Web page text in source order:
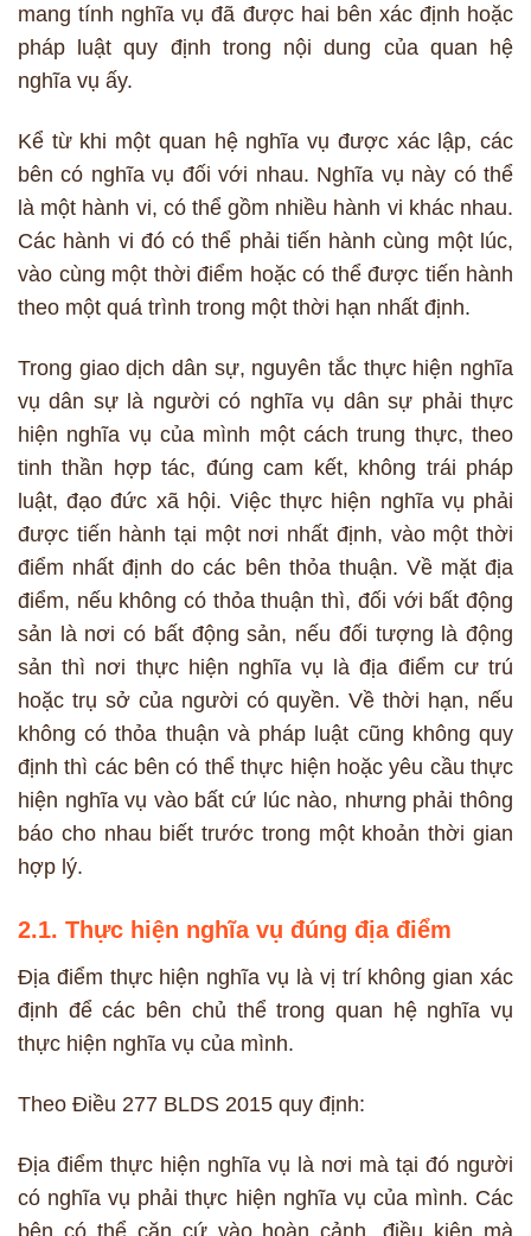
mang tính nghĩa vụ đã được hai bên xác định hoặc
pháp luật quy định trong nội dung của quan hệ
nghĩa vụ ấy.
Kể từ khi một quan hệ nghĩa vụ được xác lập, các
bên có nghĩa vụ đối với nhau. Nghĩa vụ này có thể
là một hành vi, có thể gồm nhiều hành vi khác nhau.
Các hành vi đó có thể phải tiến hành cùng một lúc,
vào cùng một thời điểm hoặc có thể được tiến hành
theo một quá trình trong một thời hạn nhất định.
Trong giao dịch dân sự, nguyên tắc thực hiện nghĩa
vụ dân sự là người có nghĩa vụ dân sự phải thực
hiện nghĩa vụ của mình một cách trung thực, theo
tinh thần hợp tác, đúng cam kết, không trái pháp
luật, đạo đức xã hội. Việc thực hiện nghĩa vụ phải
được tiến hành tại một nơi nhất định, vào một thời
điểm nhất định do các bên thỏa thuận. Về mặt địa
điểm, nếu không có thỏa thuận thì, đối với bất động
sản là nơi có bất động sản, nếu đối tượng là động
sản thì nơi thực hiện nghĩa vụ là địa điểm cư trú
hoặc trụ sở của người có quyền. Về thời hạn, nếu
không có thỏa thuận và pháp luật cũng không quy
định thì các bên có thể thực hiện hoặc yêu cầu thực
hiện nghĩa vụ vào bất cứ lúc nào, nhưng phải thông
báo cho nhau biết trước trong một khoản thời gian
hợp lý.
2.1. Thực hiện nghĩa vụ đúng địa điểm
Địa điểm thực hiện nghĩa vụ là vị trí không gian xác
định để các bên chủ thể trong quan hệ nghĩa vụ
thực hiện nghĩa vụ của mình.
Theo Điều 277 BLDS 2015 quy định:
Địa điểm thực hiện nghĩa vụ là nơi mà tại đó người
có nghĩa vụ phải thực hiện nghĩa vụ của mình. Các